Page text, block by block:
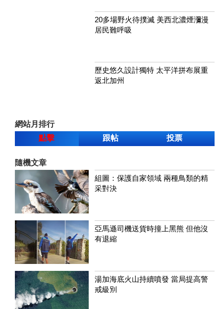
20多場野火待撲滅 美西北濃煙瀰漫
居民難呼吸
歷史悠久設計獨特 太平洋拼布展重
返北加州
網站月排行
點擊
跟帖 投票
隨機文章
組圖：保護自家領域 兩種鳥類的精
采對決
亞馬遜司機送貨時撞上黑熊 但他沒
有退縮
湯加海底火山持續噴發 當局提高警
戒級別